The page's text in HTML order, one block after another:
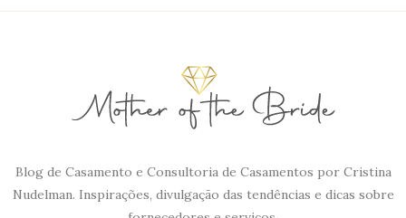
Blog de Casamento e Consultoria de Casamentos por Cristina
Nudelman. Inspirações, divulgação das tendências e dicas sobre